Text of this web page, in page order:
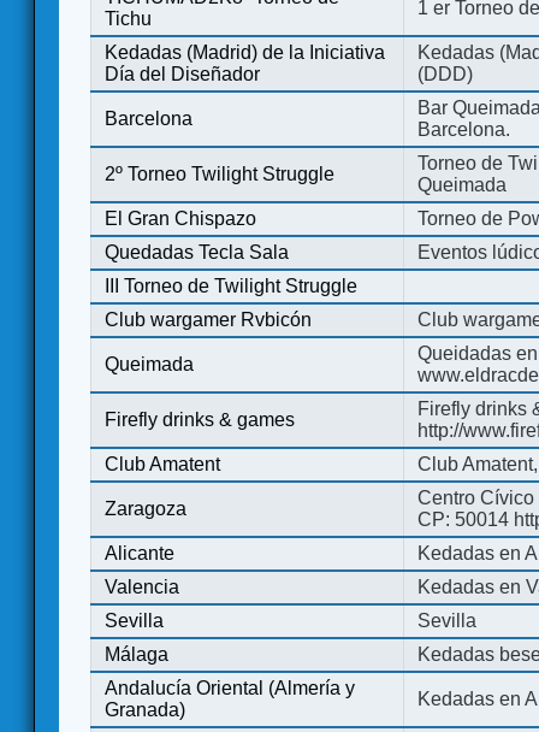
Tichu
1 er Torneo
Kedadas (Madrid) de la Iniciativa
Día del Diseñador
Kedadas
(DDD)
Barcelona
Bar
Barcelona.
2º Torneo Twilight Struggle
Torneo de
Queimada
El Gran Chispazo
Torneo de
Quedadas Tecla Sala
Eventos
III Torneo de Twilight Struggle
Club wargamer Rvbicón
Club
Queimada
Queidadas
Firefly drinks & games
Firefly drinks
http://
Club Amatent
Club
Zaragoza
Centro Cívico
CP: 50014
Alicante
Kedadas en
Valencia
Kedadas en
Sevilla
Sevilla
Málaga
Kedadas
Andalucía Oriental (Almería y
Granada)
Kedadas en